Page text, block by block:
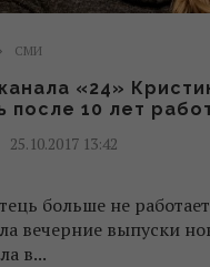
СМИ
«24»
после 10 лет
25.10.2017 13:42
больше не
вечерние выпуски
в...